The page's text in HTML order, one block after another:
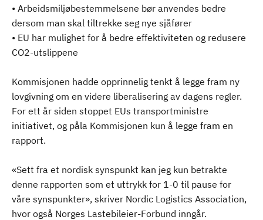
• Arbeidsmiljøbestemmelsene bør anvendes bedre
dersom man skal tiltrekke seg nye sjåfører
• EU har mulighet for å bedre effektiviteten og redusere
CO2-utslippene
Kommisjonen hadde opprinnelig tenkt å legge fram ny
lovgivning om en videre liberalisering av dagens regler.
For ett år siden stoppet EUs transportministre
initiativet, og påla Kommisjonen kun å legge fram en
rapport.
«Sett fra et nordisk synspunkt kan jeg kun betrakte
denne rapporten som et uttrykk for 1-0 til pause for
våre synspunkter», skriver Nordic Logistics Association,
hvor også Norges Lastebileier-Forbund inngår.